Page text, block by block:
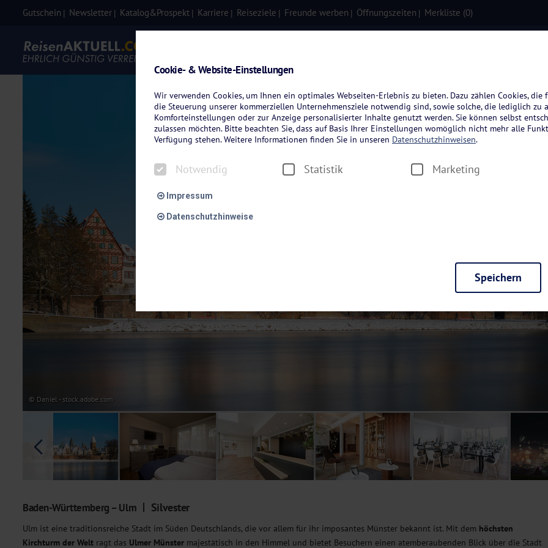
Gutschein Newsletter Katalog&Prospekt Karriere Reiseziele Freunde werben Öffnungszeiten Merkliste (0)
© Daniel - stock.adobe.com
Baden-Württemberg – Ulm Silvester
Ulm ist eine traditionsreiche Stadt im Süden Deutschlands, die vor allem für ihr imposantes Münster bekannt ist. Mit dem höchsten
Kirchturm der Welt ragt das Ulmer Münster majestätisch in den Himmel und bietet Besuchern einen atemberaubenden Blick über die Stadt
Cookie- & Website-Einstellungen
Wir verwenden Cookies, um Ihnen ein optimales Webseiten-Erlebnis zu bieten. Dazu zählen Cookies,
die Steuerung unserer kommerziellen Unternehmensziele notwendig sind, sowie solche, die lediglich zu
Komforteinstellungen oder zur Anzeige personalisierter Inhalte genutzt werden. Sie können selbst
zulassen möchten. Bitte beachten Sie, dass auf Basis Ihrer Einstellungen womöglich nicht mehr alle
Verfügung stehen. Weitere Informationen finden Sie in unseren Datenschutzhinweisen.
Notwendig Statistik Marketing
Impressum
Datenschutzhinweise
Diese Cookies sind für den Betrieb der Seite unbedingt notwendig und ermöglichen beispielsweise
möchten, um Ihnen unsere Dienste bei einem erneuten Besuch unserer Seite schneller zur Verfügung zu
Statistik
Um unser Angebot und unsere Webseite weiter zu verbessern, erfassen wir anonymisierte Daten für
Diese Cookies werden genutzt, um Ihnen personalisierte Inhalte, passend zu Ihren Interessen anzuzeigen.
Speichern